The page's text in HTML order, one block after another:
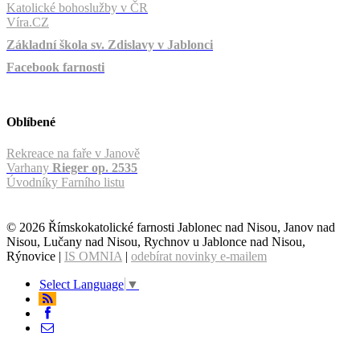
Katolické bohoslužby v ČR
Víra.CZ
Základní škola sv. Zdislavy v Jablonci
Facebook farnosti
Oblíbené
Rekreace na faře v Janově
Varhany Rieger op. 2535
Úvodníky Farního listu
© 2026 Římskokatolické farnosti Jablonec nad Nisou, Janov nad
Nisou, Lučany nad Nisou, Rychnov u Jablonce nad Nisou,
Rýnovice | IS OMNIA | odebírat novinky e-mailem
Select Language ▼